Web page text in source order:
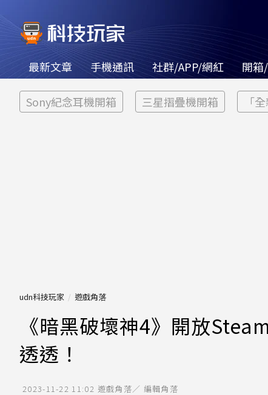
最新文章 手機通訊 社群/APP/網紅 開箱
Sony紀念耳機開箱 三星摺疊機開箱 「
udn科技玩家 遊戲角落
《暗黑破壞神4》開放
透透！
2023-11-22 11:02 遊戲角落／ 編輯角落